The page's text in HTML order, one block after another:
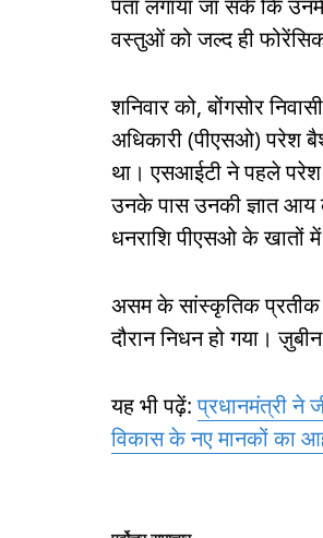
पता लगाया जा सके कि
वस्तुओं को जल्द ही
शनिवार को, बोंगसोर
अधिकारी (पीएसओ) परेश
था। एसआईटी ने पहले परेश
उनके पास उनकी ज्ञात आय
धनराशि पीएसओ के खातों
असम के सांस्कृतिक प्रतीक
दौरान निधन हो गया।
यह भी पढ़ें:प्रधानमंत्री
विकास के नए मानकों का